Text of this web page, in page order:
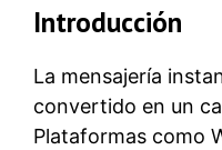
Introducción
La mensajería
convertido en un
Plataformas como